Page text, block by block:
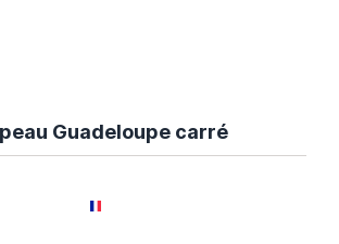
Guadeloupe carré